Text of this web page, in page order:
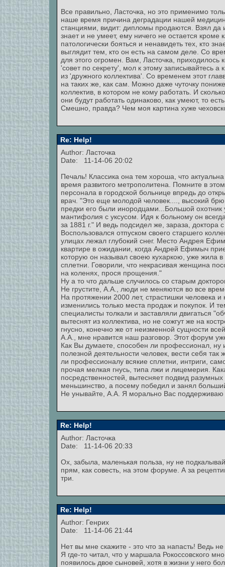
Все правильно, Ласточка, но это применимо
наше время причина деградации нашей
станциями, видит: дипломы продаются. Взял да
знает и не умеет, ему ничего не остается кроме
патологически бояться и ненавидеть тех, кто
выглядит тем, кто он есть на самом деле. Со
для этого огромен. Вам, Ласточка, приходилось
'совет по секрету', мол к этому записывайтесь
из 'дружного коллектива'. Со временем этот
на таких же, как сам. Можно даже чуточку
коллектив, в котором не кому работать. И
они будут работать одинаково, как умеют, то
Смешно, правда? Чем моя картина хуже
Re: Help!
Author: Ласточка
Date: 11-14-06 20:02
Печаль! Классика она тем хороша, что
время развитого метрополитена. Помните в
персонала в городской больнице впредь до
врач. "Это еще молодой человек...., высокий
предки его были инородцами...Большой охотник
мантифолия с уксусом. Идя к больному он
за 1881 г." И ведь подсидел же, зараза,
Воспользовался отпуском своего старшего
улицах лежал глубокий снег. Место Андрея
квартире в ожидании, когда Андрей Ефимыч
которую он называл своею кухаркою, уже жила
сплетни. Говорили, что некрасивая женщина
на коленях, прося прощения."
Ну а то что дальше случилось со старым
Не грустите, А.А., люди не меняются во все
На протяжении 2000 лет, страстишки человека
изменились только места продаж и покупок. И
специалисты толкали и заставляли двигаться
вытеснят из коллектива, но не сожгут же на
гнусно, конечно же от неизменной сущности
А.А., мне нравится наш разговор. Этот форум
Как Вы думаете, способен ли профессионал, ну
полезной деятельности человек, вести себя
ли профессионалу всякие сплетни, интриги,
прочая мелкая гнусь, типа лжи и лицемерия.
посредственностей, вытесняет подвид
меньшинство, а посему победил и занял
Не унывайте, А.А. Я морально Вас
Re: Help!
Author: Ласточка
Date: 11-14-06 20:33
Ох, забыла, маленькая польза, ну не
прям, как совесть, на этом форуме. А за
три.
Re: Help!
Author: Генрих
Date: 11-14-06 21:44
Нет вы мне скажите - это что за напасть! Ведь
Я где-то читал, что у маршала Рокоссовского
появилось двое сыновей, хотя в жизни у него